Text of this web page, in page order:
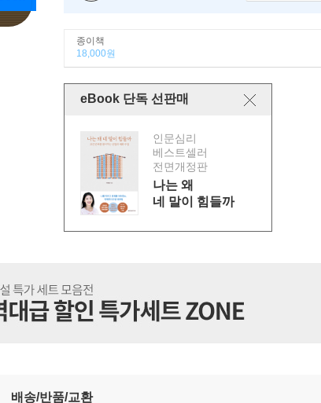
종이책
18,000원
eBook 단독 선판매
인문심리
베스트셀러
전면개정판
나는 왜
네 말이 힘들까
배송/반품/교환